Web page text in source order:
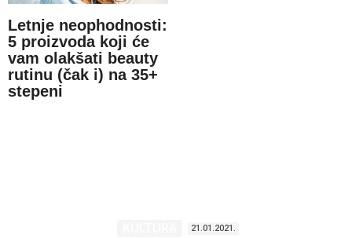
Letnje neophodnosti:
5 proizvoda koji će
vam olakšati beauty
rutinu (čak i) na 35+
stepeni
21.01.2021.